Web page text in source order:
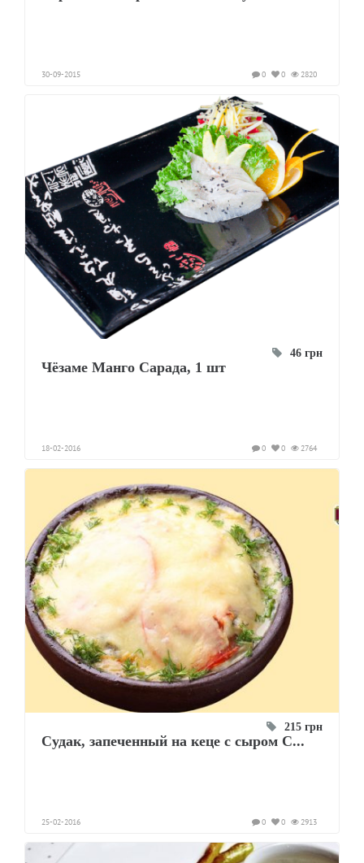
30-09-2015 2820
0
0
46 грн
Чёзаме Манго Сарада, 1 шт
18-02-2016 2764
0
0
215 грн
Судак, запеченный на кеце с сыром С...
25-02-2016 2913
0
0